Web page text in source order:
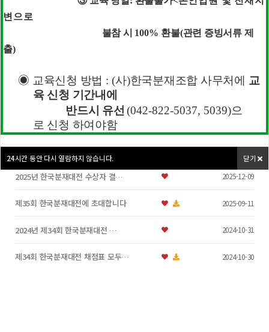
변 으로
불참 시 100% 환불(관련 증빙서류 제
출)
◉ 교육신청 방법 : (사)한국분재조합 사무처에
교
육 신청 기간내에
반드시 유선 (042-822-5037, 5039)으
로 신청 하여야함
24시간 동안 다시 열람하지 않습니다. 닫기
제35회 한국분재대전 공문(각지부…
2026년 산림소득사업(임산물생산… 2025-05-26
한국분재대전
2025년 제35회 한국분재대전 … 2025-12-09
2025년 한국분재대전 수상자 결… 2025-12-09
제35회 한국분재대전에 초대합니다 2025-09-11
2024년 제34회 한국분재대전 … 2024-10-31
제34회 한국분재대전 채점표 모두… 2024-10-30